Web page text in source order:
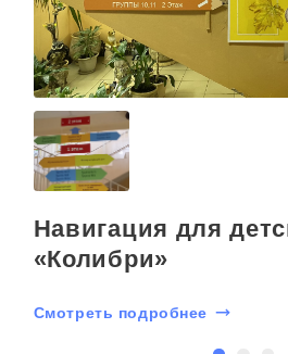
Навигация для
«Колибри»
Смотреть подробнее